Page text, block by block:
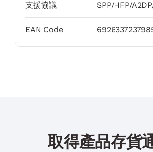
支援協議 SPP/HFP/
EAN Code
取得產品存貨